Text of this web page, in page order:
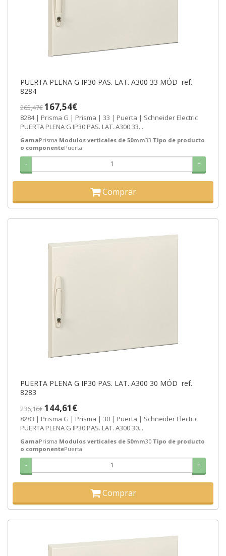
PUERTA PLENA G IP30 PAS. LAT. A300 33 MÓD ref.
8284
265,47€167,54€
8284 | Prisma G | Prisma | 33 | Puerta | Schneider Electric
PUERTA PLENA G IP30 PAS. LAT. A300 33...
GamaPrisma Modulos verticales de 50mm33 Tipo de producto
o componentePuerta
- +
Comprar
PUERTA PLENA G IP30 PAS. LAT. A300 30 MÓD ref.
8283
236,16€144,61€
8283 | Prisma G | Prisma | 30 | Puerta | Schneider Electric
PUERTA PLENA G IP30 PAS. LAT. A300 30...
GamaPrisma Modulos verticales de 50mm30 Tipo de producto
o componentePuerta
- +
Comprar